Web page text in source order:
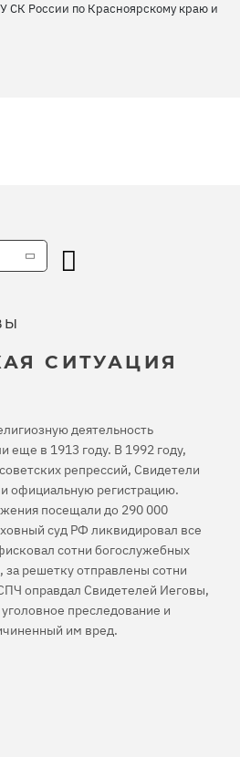
СК России по Красноярскому краю и
СИТУАЦИЯ
деятельность
еще в 1913 году. В 1992 году,
репрессий, Свидетели
официальную регистрацию.
посещали до 290 000
суд РФ ликвидировал все
сотни богослужебных
решетку отправлены сотни
оправдал Свидетелей Иеговы,
преследование и
им вред.